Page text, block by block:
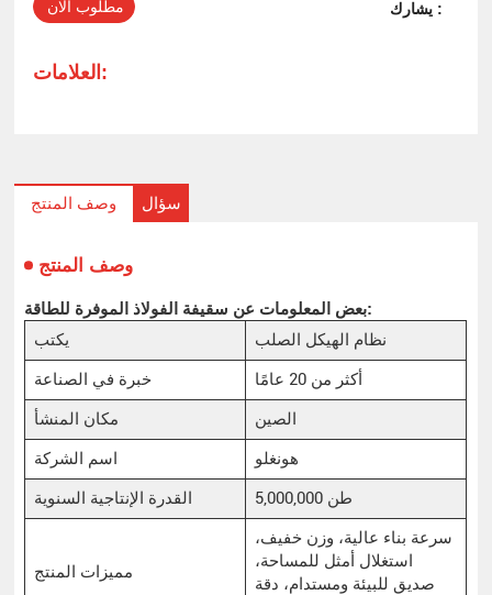
مطلوب الان يشارك :
العلامات:
وصف المنتج سؤال
وصف المنتج
بعض المعلومات عن سقيفة الفولاذ الموفرة للطاقة:
يكتب
نظام الهيكل الصلب
خبرة في الصناعة
أكثر من 20 عامًا
مكان المنشأ
الصين
اسم الشركة
هونغلو
القدرة الإنتاجية السنوية
5,000,000 طن
مميزات المنتج
سرعة بناء عالية، وزن خفيف،
استغلال أمثل للمساحة،
صديق للبيئة ومستدام، دقة